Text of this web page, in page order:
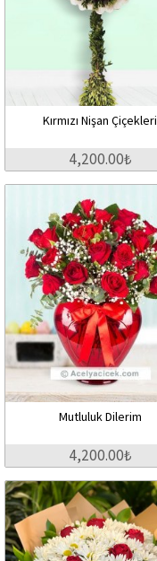
Kırmızı Nişan Çiçekleri
4,200.00₺
Mutluluk Dilerim
4,200.00₺